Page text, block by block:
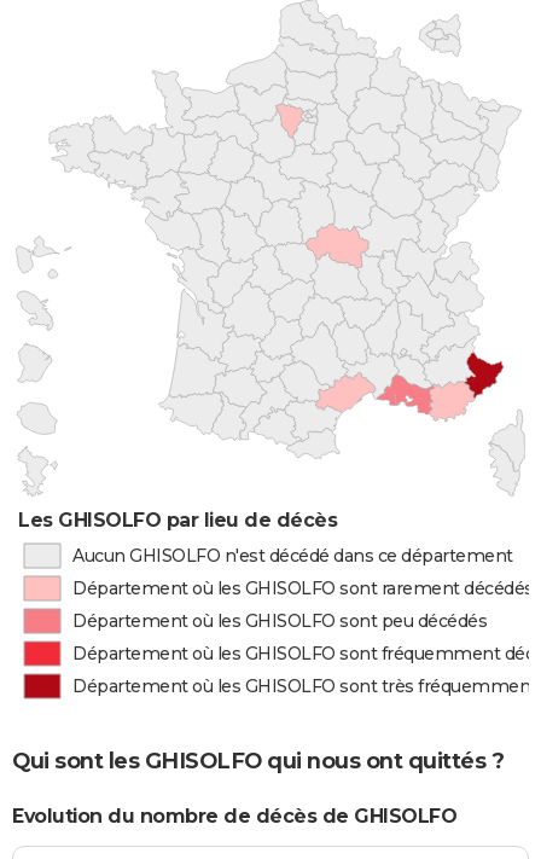
Les GHISOLFO par lieu de décès
Aucun GHISOLFO n'est décédé dans ce département
Département où les GHISOLFO sont rarement décédés
Département où les GHISOLFO sont peu décédés
Département où les GHISOLFO sont fréquemment
Département où les GHISOLFO sont très fréquemment
Qui sont les GHISOLFO qui nous ont quittés ?
Evolution du nombre de décès de GHISOLFO